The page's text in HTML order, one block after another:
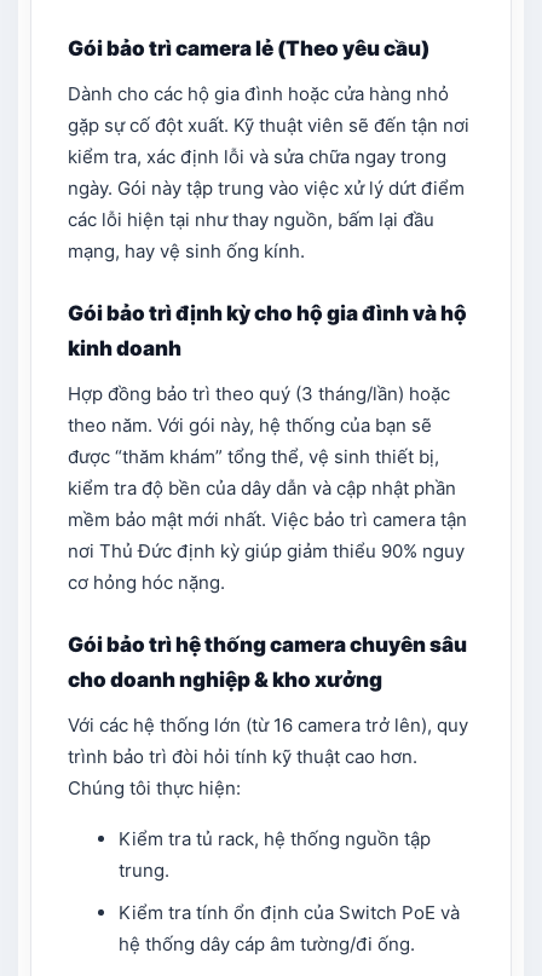
Gói bảo trì camera lẻ (Theo yêu cầu)
Dành cho các hộ gia đình hoặc cửa hàng nhỏ
gặp sự cố đột xuất. Kỹ thuật viên sẽ đến tận nơi
kiểm tra, xác định lỗi và sửa chữa ngay trong
ngày. Gói này tập trung vào việc xử lý dứt điểm
các lỗi hiện tại như thay nguồn, bấm lại đầu
mạng, hay vệ sinh ống kính.
Gói bảo trì định kỳ cho hộ gia đình và hộ
kinh doanh
Hợp đồng bảo trì theo quý (3 tháng/lần) hoặc
theo năm. Với gói này, hệ thống của bạn sẽ
được “thăm khám” tổng thể, vệ sinh thiết bị,
kiểm tra độ bền của dây dẫn và cập nhật phần
mềm bảo mật mới nhất. Việc bảo trì camera tận
nơi Thủ Đức định kỳ giúp giảm thiểu 90% nguy
cơ hỏng hóc nặng.
Gói bảo trì hệ thống camera chuyên sâu
cho doanh nghiệp & kho xưởng
Với các hệ thống lớn (từ 16 camera trở lên), quy
trình bảo trì đòi hỏi tính kỹ thuật cao hơn.
Chúng tôi thực hiện:
Kiểm tra tủ rack, hệ thống nguồn tập
trung.
Kiểm tra tính ổn định của Switch PoE và
hệ thống dây cáp âm tường/đi ống.